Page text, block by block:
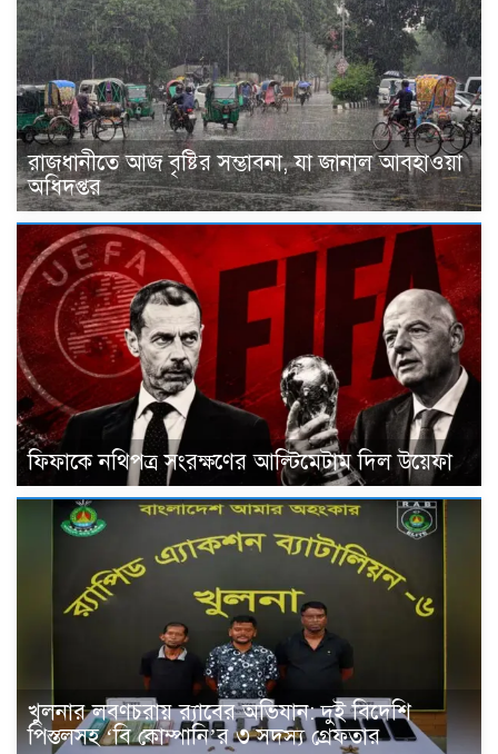
রাজধানীতে আজ বৃষ্টির সম্ভাবনা, যা জানাল আবহাওয়া
অধিদপ্তর
ফিফাকে নথিপত্র সংরক্ষণের আল্টিমেটাম দিল উয়েফা
খুলনার লবণচরায় র‍্যাবের অভিযান: দুই বিদেশি
পিস্তলসহ ‘বি কোম্পানি’র ৩ সদস্য গ্রেফতার